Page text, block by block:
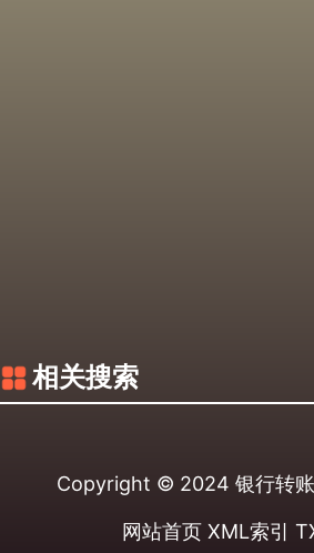
相关搜索
Copyright © 2024 银行转
网站首页 XML索引